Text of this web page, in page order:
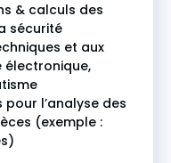
& calculs des
sécurité
et aux
électronique,
l’analyse des
(exemple :